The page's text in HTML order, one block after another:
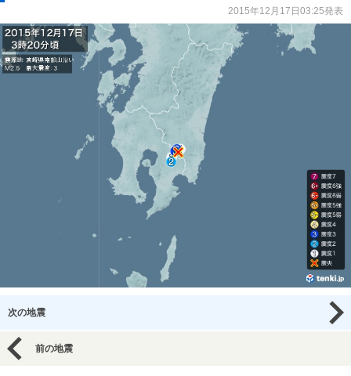
2015年12月17日03:25発表
次の地震
前の地震